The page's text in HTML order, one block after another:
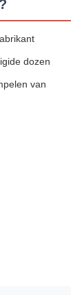
dozen
van